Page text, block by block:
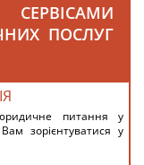
ПОСЛУГ
питання у
зорієнтуватися у